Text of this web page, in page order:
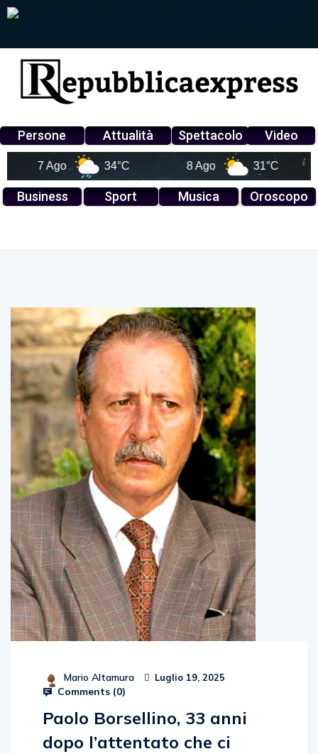
Persone Attualità Spettacolo Video
7 Ago 34°C 8 Ago 31°C
Business Sport Musica Oroscopo
Mario Altamura Luglio 19, 2025
Comments (0)
Paolo Borsellino, 33 anni
dopo l’attentato che ci